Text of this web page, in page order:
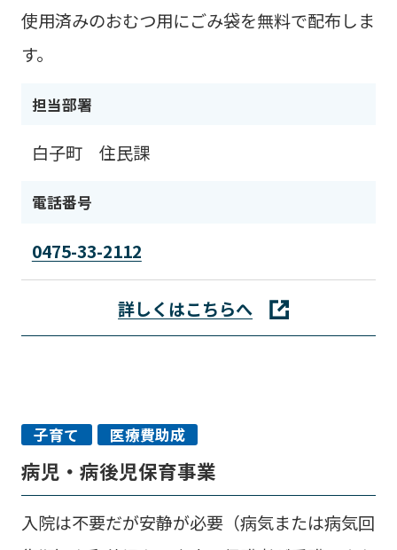
使用済みのおむつ用にごみ袋を無料で配布しま
す。
担当部署
白子町 住民課
電話番号
0475-33-2112
詳しくはこちらへ
子育て 医療費助成
病児・病後児保育事業
入院は不要だが安静が必要（病気または病気回